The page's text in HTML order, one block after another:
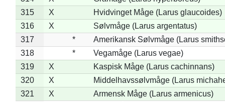
315
X
Hvidvinget Måge (Larus glaucoides)
316
X
Sølvmåge (Larus argentatus)
317
*
Amerikansk Sølvmåge (Larus
318
*
Vegamåge (Larus vegae)
319
X
Kaspisk Måge (Larus cachinnans)
320
X
Middelhavssølvmåge (Larus
321
X
Armensk Måge (Larus armenicus)